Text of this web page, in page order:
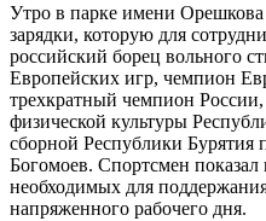
Утро в парке имени Орешкова
зарядки, которую для
российский борец вольного
Европейских игр, чемпион
трехкратный чемпион
физической культуры
сборной Республики Бурятия
Богомоев. Спортсмен
необходимых для
напряженного рабочего дня.